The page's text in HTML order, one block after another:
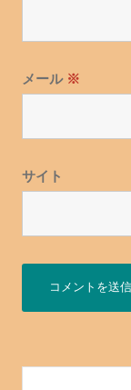
メール ※
サイト